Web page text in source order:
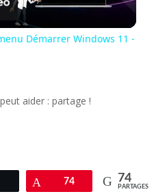
Video
Démarrer Windows 11 -
aider : partage !
Tweetez Épingle
74 74
PARTAGES